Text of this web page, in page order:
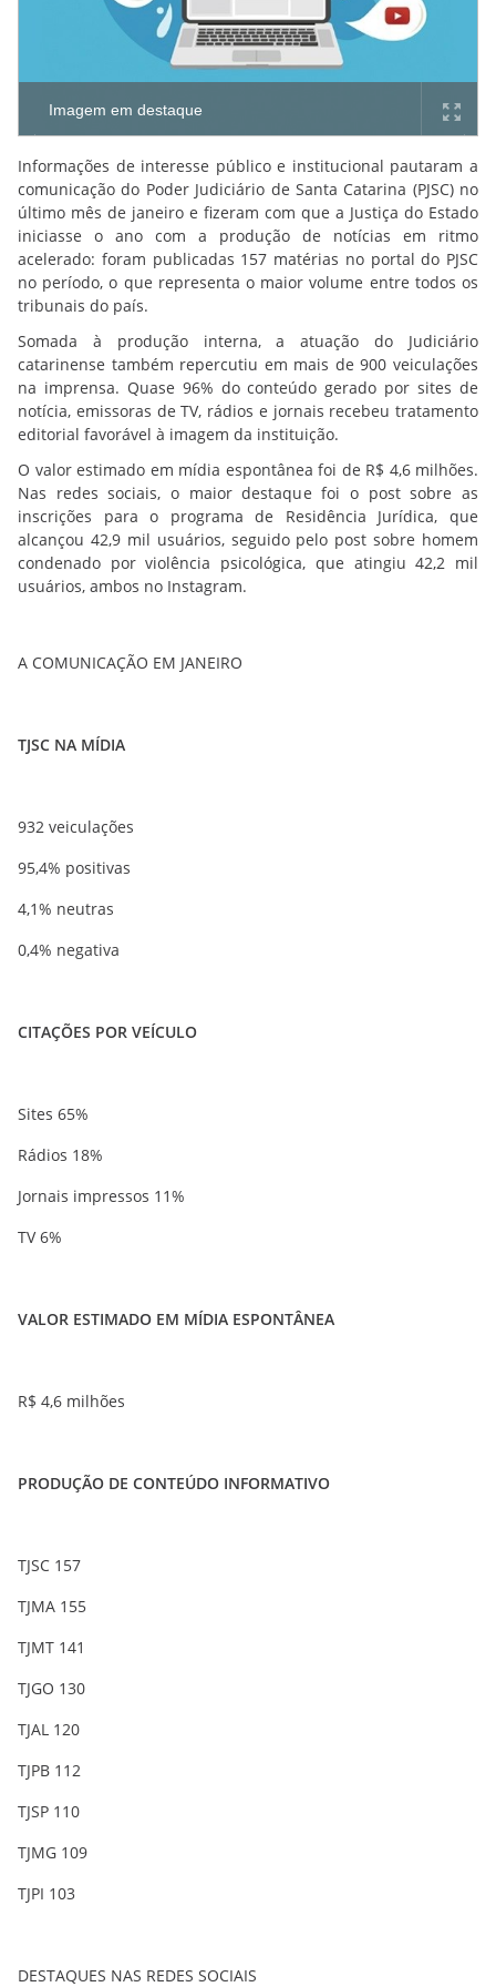
Imagem em destaque
Informações de interesse público e institucional pautaram a
comunicação do Poder Judiciário de Santa Catarina (PJSC) no
último mês de janeiro e fizeram com que a Justiça do Estado
iniciasse o ano com a produção de notícias em ritmo
acelerado: foram publicadas 157 matérias no portal do PJSC
no período, o que representa o maior volume entre todos os
tribunais do país.
Somada à produção interna, a atuação do Judiciário
catarinense também repercutiu em mais de 900 veiculações
na imprensa. Quase 96% do conteúdo gerado por sites de
notícia, emissoras de TV, rádios e jornais recebeu tratamento
editorial favorável à imagem da instituição.
O valor estimado em mídia espontânea foi de R$ 4,6 milhões.
Nas redes sociais, o maior destaque foi o post sobre as
inscrições para o programa de Residência Jurídica, que
alcançou 42,9 mil usuários, seguido pelo post sobre homem
condenado por violência psicológica, que atingiu 42,2 mil
usuários, ambos no Instagram.
A COMUNICAÇÃO EM JANEIRO
TJSC NA MÍDIA
932 veiculações
95,4% positivas
4,1% neutras
0,4% negativa
CITAÇÕES POR VEÍCULO
Sites 65%
Rádios 18%
Jornais impressos 11%
TV 6%
VALOR ESTIMADO EM MÍDIA ESPONTÂNEA
R$ 4,6 milhões
PRODUÇÃO DE CONTEÚDO INFORMATIVO
TJSC 157
TJMA 155
TJMT 141
TJGO 130
TJAL 120
TJPB 112
TJSP 110
TJMG 109
TJPI 103
DESTAQUES NAS REDES SOCIAIS